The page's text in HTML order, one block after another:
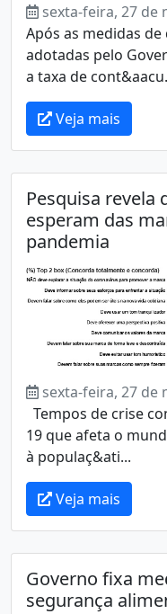
sexta-feira, 27 de
Após as medidas
adotadas pelo
a taxa de
Veja mais
Pesquisa revela
esperam das
pandemia
sexta-feira, 27 de
Tempos de crise
19 que afeta o
à populaç&ati...
Veja mais
Governo fixa
segurança